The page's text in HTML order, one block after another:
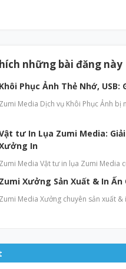
những bài đăng này
Khôi Phục Ảnh Thẻ Nhớ,
Zumi Media Dịch vụ Khôi Phục Ảnh
tư In Lụa Zumi Media:
In
Zumi Media Vật tư in lụa Zumi Media
Zumi Xưởng Sản Xuất & In
Zumi Media Xưởng chuyên sản xuất